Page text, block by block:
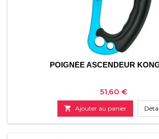
POIGNÉE ASCENDEUR
Prix
51,60 €
 Ajouter au panier